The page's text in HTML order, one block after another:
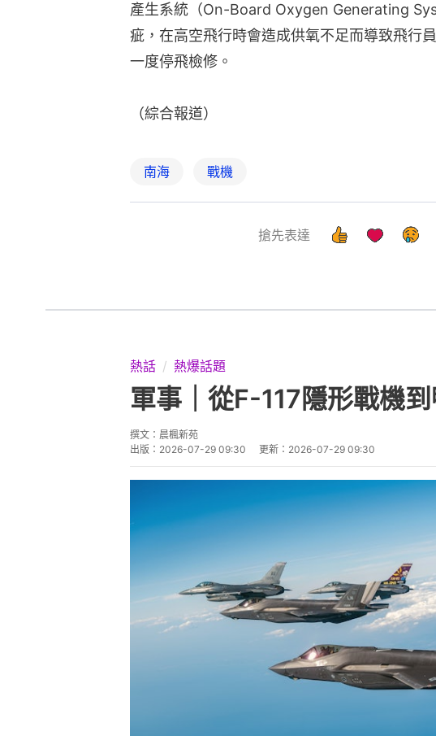
產生系統（On-Board Oxygen Generating
疵，在高空飛行時會造成供氧不足而導致飛行
一度停飛檢修。
（綜合報道）
南海 戰機
搶先表達
熱話 熱爆話題
軍事｜從F-117隱形戰機
撰文： 晨楓新苑
出版： 2026-07-29 09:30 更新： 2026-07-29 09:30